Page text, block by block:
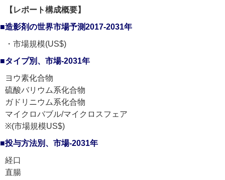
【レポート構成概要】
■造影剤の世界市場予測2017-2031年
・市場規模(US$)
■タイプ別、市場-2031年
ヨウ素化合物
硫酸バリウム系化合物
ガドリニウム系化合物
マイクロバブル/マイクロスフェア
※(市場規模US$)
■投与方法別、市場-2031年
経口
直腸